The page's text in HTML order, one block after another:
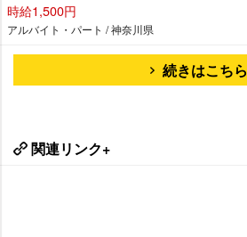
時給1,500円
アルバイト・パート / 神奈川県
続きはこちら
関連リンク+